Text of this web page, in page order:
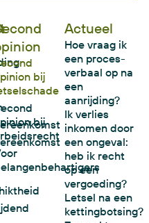
bij
bij
Actueel
Hoe vraag ik
een proces-
verbaal op na
een
aanrijding?
Ik verlies
inkomen door
een ongeval:
heb ik recht
op een
vergoeding?
Letsel na een
kettingbotsing?